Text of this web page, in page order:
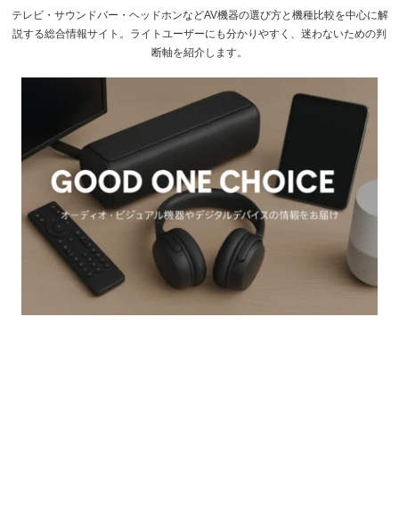
テレビ・サウンドバー・ヘッドホンなどAV機器の選び方と機種比較を中心に解
説する総合情報サイト。ライトユーザーにも分かりやすく、迷わないための判
断軸を紹介します。